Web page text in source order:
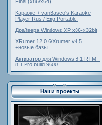
Final (x86/x64)
Караоке + vanBasco's Karaoke
Player Rus / Eng Portable.
Драйвера Windows XP x86-x32bit
XRumer 12.0.6/Xrumer v4,5
+новые базы
Активатор для Windows 8.1 RTM -
8.1 Pro build 9600
Наши проекты